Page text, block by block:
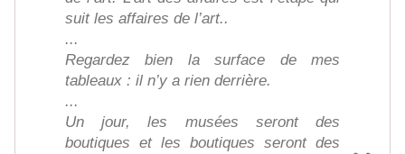
suit les affaires de l’art..
...
Regardez bien la surface de mes
tableaux : il n’y a rien derrière.
...
Un jour, les musées seront des
boutiques et les boutiques seront des